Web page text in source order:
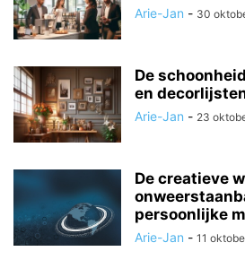
Arie-Jan - 30
De
en
Arie-Jan - 23
De creatieve
persoonlijke
Arie-Jan - 11